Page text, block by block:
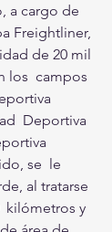
a cargo de
Freightliner,
de 20 mil
los  campos
Deportiva
se  le
al tratarse
kilómetros y